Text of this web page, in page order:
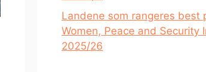
Landene som rangeres best
Women, Peace and Security
2025/26